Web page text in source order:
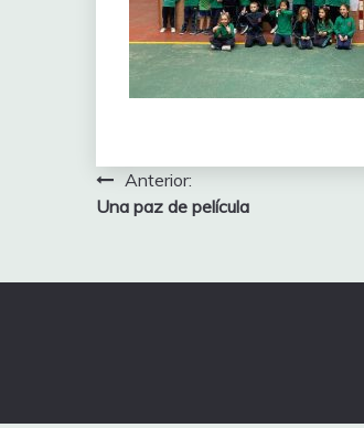
Navegación
de
Anterior:
Una paz de película